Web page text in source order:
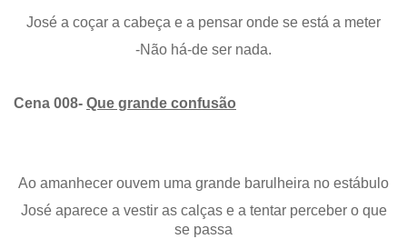
José a coçar a cabeça e a pensar onde se está a meter
-Não há-de ser nada.
Cena 008- Que grande confusão
Ao amanhecer ouvem uma grande barulheira no estábulo
José aparece a vestir as calças e a tentar perceber o que
se passa